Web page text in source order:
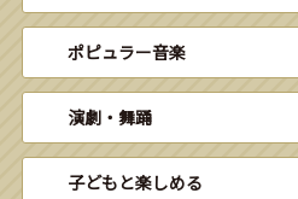
ポピュラー音楽
演劇・舞踊
子どもと楽しめる